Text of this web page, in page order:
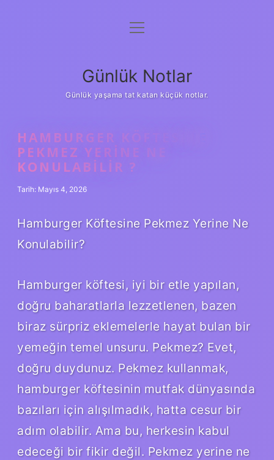
Anasayfa
Yasal Uyarı
menüyü
Günlük Notlar
Günlük yaşama tat katan küçük notlar.
HAMBURGER KÖFTESINE
PEKMEZ YERINE NE
KONULABILIR ?
Tarih: Mayıs 4, 2026
Hamburger Köftesine Pekmez Yerine Ne
Konulabilir?
Hamburger köftesi, iyi bir etle yapılan,
doğru baharatlarla lezzetlenen, bazen
biraz sürpriz eklemelerle hayat bulan bir
yemeğin temel unsuru. Pekmez? Evet,
doğru duydunuz. Pekmez kullanmak,
hamburger köftesinin mutfak dünyasında
bazıları için alışılmadık, hatta cesur bir
adım olabilir. Ama bu, herkesin kabul
edeceği bir fikir değil. Pekmez yerine ne